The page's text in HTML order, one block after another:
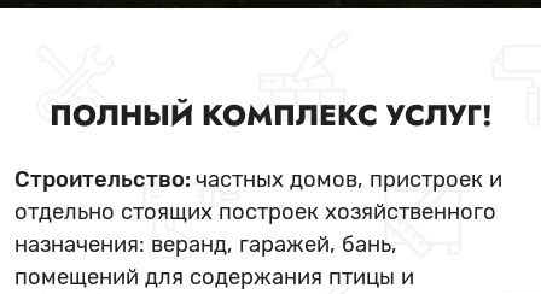
ПОЛНЫЙ КОМПЛЕКС УСЛУГ!
Строительство: частных домов, пристроек и
отдельно стоящих построек хозяйственного
назначения: веранд, гаражей, бань,
помещений для содержания птицы и